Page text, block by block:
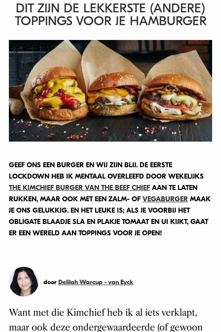
DIT ZIJN DE LEKKERSTE (ANDERE)
TOPPINGS VOOR JE HAMBURGER
GEEF ONS EEN BURGER EN WIJ ZIJN BLIJ. DE EERSTE
LOCKDOWN HEB IK MENTAAL OVERLEEFD DOOR WEKELIJKS
THE KIMCHIEF BURGER VAN THE BEEF CHIEFAAN TE LATEN
RUKKEN, MAAR OOK MET EEN ZALM- OFVEGABURGERMAAK
JE ONS GELUKKIG. EN HET LEUKE IS; ALS JE VOORBIJ HET
OBLIGATE BLAADJE SLA EN PLAKJE TOMAAT EN UI KIJKT, GAAT
ER EEN WERELD AAN TOPPINGS VOOR JE OPEN!
door Delilah Warcup - van Eyck
Want met die Kimchief heb ik al iets verklapt,
maar ook deze ondergewaardeerde (of gewoon